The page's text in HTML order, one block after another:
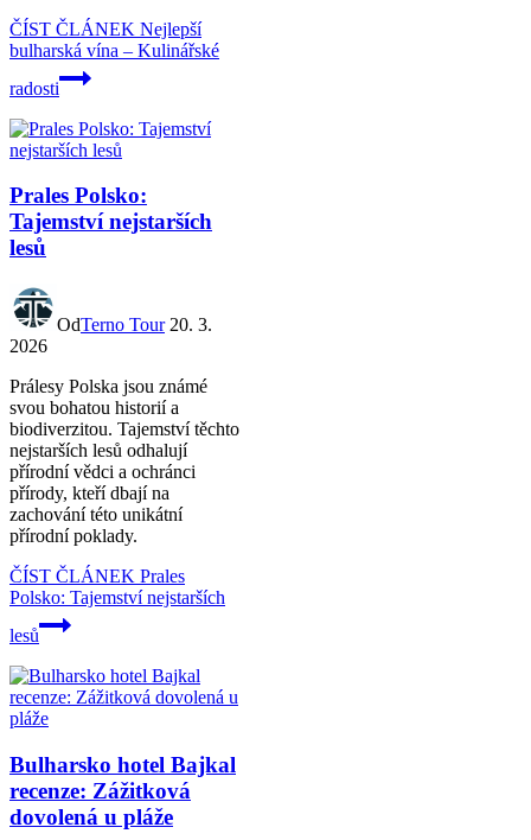
ČÍST ČLÁNEK Nejlepší
bulharská vína – Kulinářské
radosti
Prales Polsko:
Tajemství nejstarších
lesů
OdTerno Tour 20. 3.
2026
Prálesy Polska jsou známé
svou bohatou historií a
biodiverzitou. Tajemství těchto
nejstarších lesů odhalují
přírodní vědci a ochránci
přírody, kteří dbají na
zachování této unikátní
přírodní poklady.
ČÍST ČLÁNEK Prales
Polsko: Tajemství nejstarších
lesů
Bulharsko hotel Bajkal
recenze: Zážitková
dovolená u pláže